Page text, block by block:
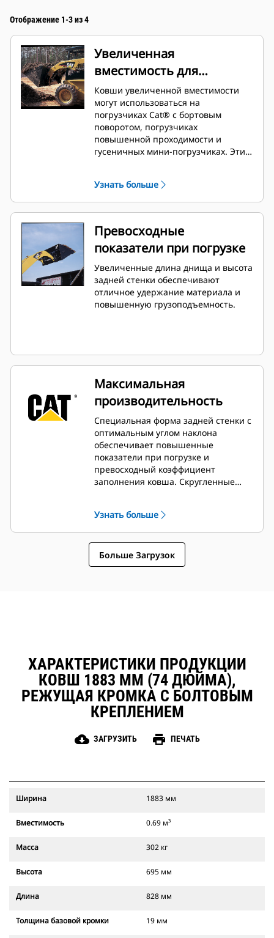
Отображение 1-3 из 4
Увеличенная
вместимость для
материалов низкой
плотности
Ковши увеличенной вместимости
могут использоваться на
погрузчиках Cat® с бортовым
поворотом, погрузчиках
повышенной проходимости и
гусеничных мини-погрузчиках. Эти
например, мульчей, древесными
опилками, сухим верхним слоем
почвы, удобрениями, кормами для
животных и снегом.
Узнать больше
Превосходные
показатели при погрузке
Увеличенные длина днища и высота
задней стенки обеспечивают
отличное удержание материала и
повышенную грузоподъемность.
Максимальная
производительность
Специальная форма задней стенки с
оптимальным углом наклона
обеспечивает повышенные
показатели при погрузке и
превосходный коэффициент
заполнения ковша. Скругленные
производительность.
Узнать больше
Больше Загрузок
ХАРАКТЕРИСТИКИ ПРОДУКЦИИ
КОВШ 1883 ММ (74 ДЮЙМА),
РЕЖУЩАЯ КРОМКА С БОЛТОВЫМ
КРЕПЛЕНИЕМ
cloud_download ЗАГРУЗИТЬ print ПЕЧАТЬ
Ширина 1883 мм
Вместимость 0.69 м³
Масса 302 кг
Высота 695 мм
Длина 828 мм
Толщина базовой кромки 19 мм